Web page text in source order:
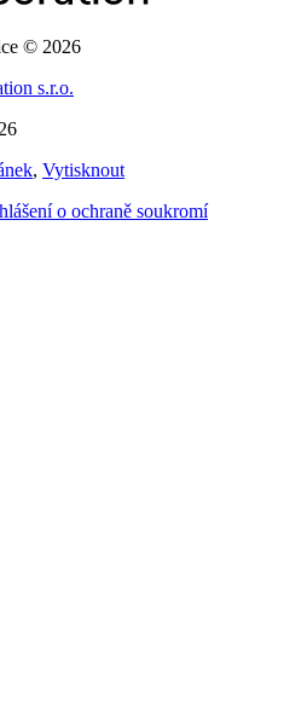
© 2026
s.r.o.
, Vytisknout
o ochraně soukromí